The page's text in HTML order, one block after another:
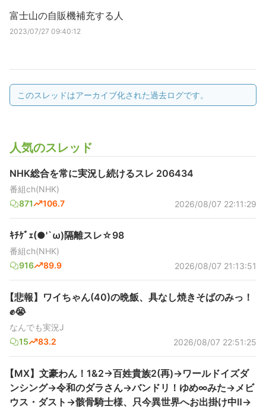
富士山の自販機補充する人
2023/07/27 09:40:12
このスレッドはアーカイブ化された過去ログです。
人気のスレッド
NHK総合を常に実況し続けるスレ 206434
番組ch(NHK)
871
106.7 2026/08/07 22:11:29
ｷﾁｹﾞｪ(●'`ω)隔離スレ☆98
番組ch(NHK)
916
89.9 2026/08/07 21:13:51
【悲報】ワイちゃん(40)の晩飯、具なし焼きそばのみっ！
✊😭
なんでも実況J
15
83.2 2026/08/07 22:51:25
【MX】文豪わん！1&2→百姓貴族2(再)→ワールドイズダ
ンシング→令和のダラさん→バンドリ！ゆめ∞みた→メビ
ウス・ダスト→骸骨騎士様、只今異世界へお出掛け中Ⅱ→